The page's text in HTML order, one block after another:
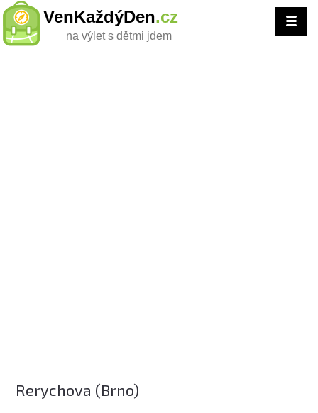
VenKaždýDen.cz
na výlet s dětmi jdem
Rerychova (Brno)